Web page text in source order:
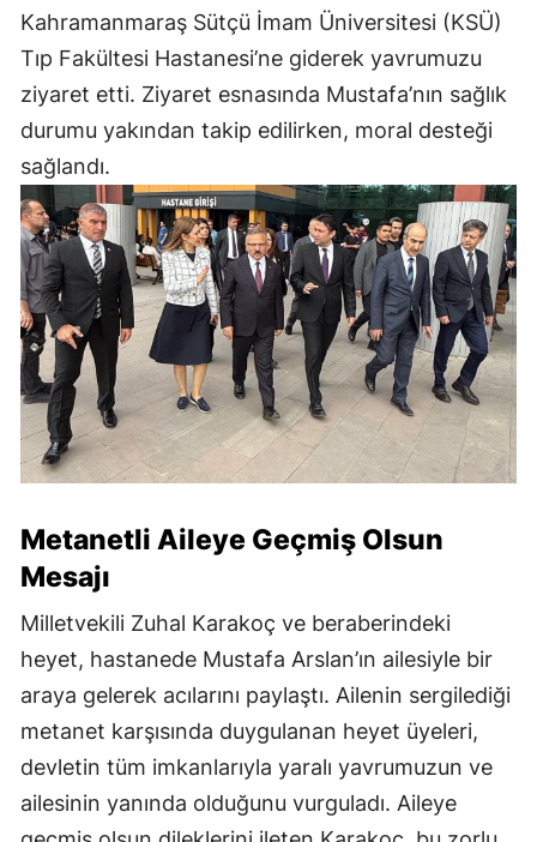
Kahramanmaraş Sütçü İmam Üniversitesi (KSÜ)
Tıp Fakültesi Hastanesi’ne giderek yavrumuzu
ziyaret etti. Ziyaret esnasında Mustafa’nın sağlık
durumu yakından takip edilirken, moral desteği
sağlandı.
Metanetli Aileye Geçmiş Olsun
Mesajı
Milletvekili Zuhal Karakoç ve beraberindeki
heyet, hastanede Mustafa Arslan’ın ailesiyle bir
araya gelerek acılarını paylaştı. Ailenin sergilediği
metanet karşısında duygulanan heyet üyeleri,
devletin tüm imkanlarıyla yaralı yavrumuzun ve
ailesinin yanında olduğunu vurguladı. Aileye